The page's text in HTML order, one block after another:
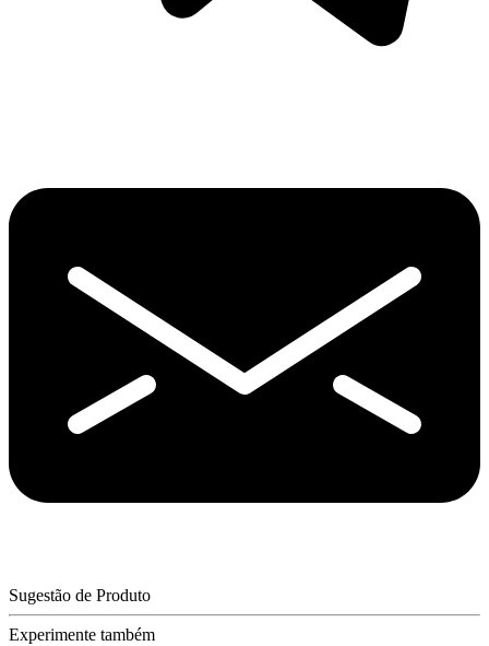
Sugestão de Produto
Experimente também